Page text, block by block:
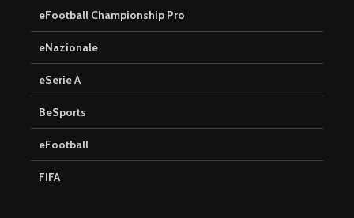
eFootball Championship Pro
eNazionale
eSerie A
BeSports
eFootball
FIFA